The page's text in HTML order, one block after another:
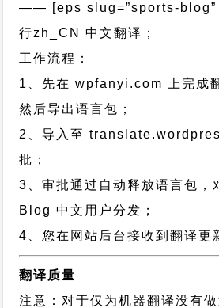
—— [eps slug=”sports-blog”
行zh_CN
中文翻译；
工作流程：
1、先在 wpfanyi.com 上完成
然后导出语言包；
2、导入至
批；
3、审批通过自动释放语言包
Blog 中文用户分发；
4、您在网站后台接收到翻译更
翻译质量
注意：对于仅为机器翻译没有